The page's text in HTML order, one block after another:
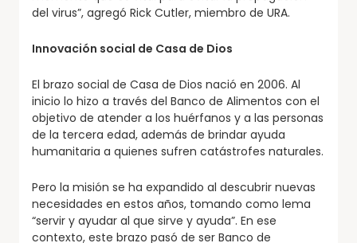
del virus”, agregó Rick Cutler, miembro de URA.
Innovación social de Casa de Dios
El brazo social de Casa de Dios nació en 2006. Al
inicio lo hizo a través del Banco de Alimentos con el
objetivo de atender a los huérfanos y a las personas
de la tercera edad, además de brindar ayuda
humanitaria a quienes sufren catástrofes naturales.
Pero la misión se ha expandido al descubrir nuevas
necesidades en estos años, tomando como lema
“servir y ayudar al que sirve y ayuda”. En ese
contexto, este brazo pasó de ser Banco de